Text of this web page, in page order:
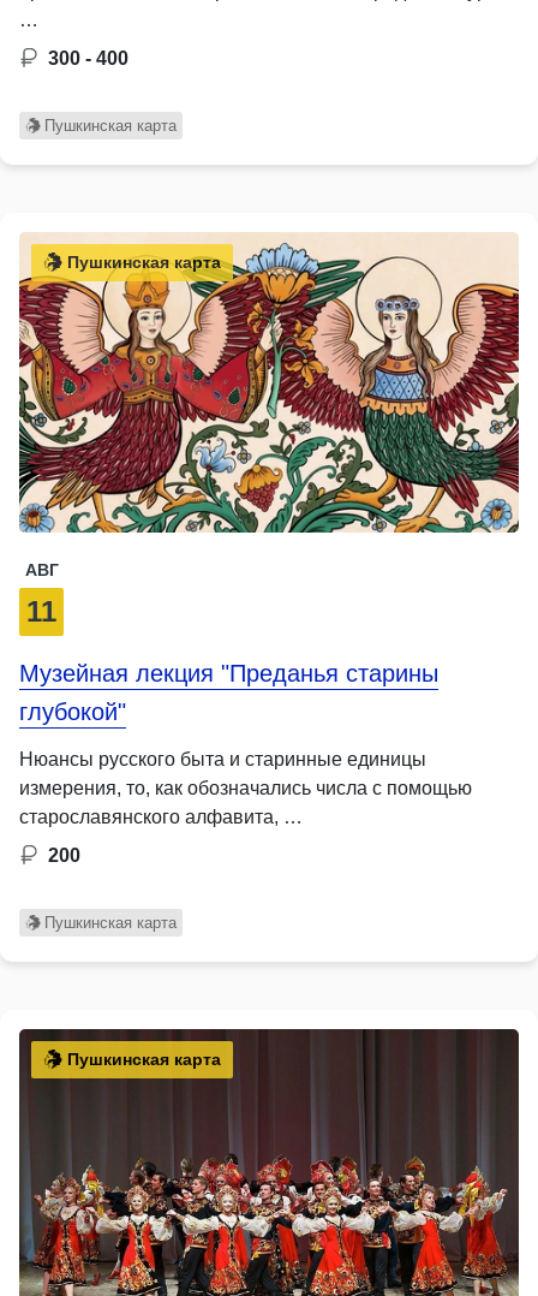
…
300 - 400
Пушкинская карта
Пушкинская карта
АВГ
11
Музейная лекция "Преданья старины
глубокой"
Нюансы русского быта и старинные единицы
измерения, то, как обозначались числа с помощью
старославянского алфавита, …
200
Пушкинская карта
Пушкинская карта